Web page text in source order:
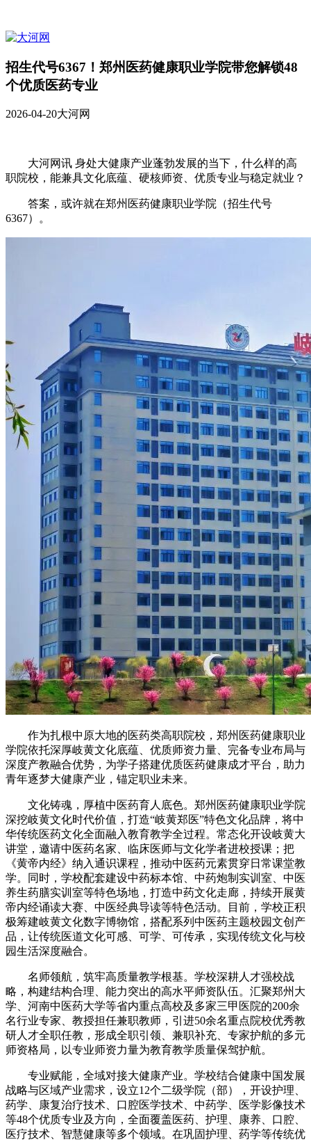
招生代号6367！郑州医药健康职业学院带您解锁48
个优质医药专业
2026-04-20大河网
大河网讯 身处大健康产业蓬勃发展的当下，什么样的高
职院校，能兼具文化底蕴、硬核师资、优质专业与稳定就业？
答案，或许就在郑州医药健康职业学院（招生代号
6367）。
作为扎根中原大地的医药类高职院校，郑州医药健康职业
学院依托深厚岐黄文化底蕴、优质师资力量、完备专业布局与
深度产教融合优势，为学子搭建优质医药健康成才平台，助力
青年逐梦大健康产业，锚定职业未来。
文化铸魂，厚植中医药育人底色。郑州医药健康职业学院
深挖岐黄文化时代价值，打造“岐黄郑医”特色文化品牌，将中
华传统医药文化全面融入教育教学全过程。常态化开设岐黄大
讲堂，邀请中医药名家、临床医师与文化学者进校授课；把
《黄帝内经》纳入通识课程，推动中医药元素贯穿日常课堂教
学。同时，学校配套建设中药标本馆、中药炮制实训室、中医
养生药膳实训室等特色场地，打造中药文化走廊，持续开展黄
帝内经诵读大赛、中医经典导读等特色活动。目前，学校正积
极筹建岐黄文化数字博物馆，搭配系列中医药主题校园文创产
品，让传统医道文化可感、可学、可传承，实现传统文化与校
园生活深度融合。
名师领航，筑牢高质量教学根基。学校深耕人才强校战
略，构建结构合理、能力突出的高水平师资队伍。汇聚郑州大
学、河南中医药大学等省内重点高校及多家三甲医院的200余
名行业专家、教授担任兼职教师，引进50余名重点院校优秀教
研人才全职任教，形成全职引领、兼职补充、专家护航的多元
师资格局，以专业师资力量为教育教学质量保驾护航。
专业赋能，全域对接大健康产业。学校结合健康中国发展
战略与区域产业需求，设立12个二级学院（部），开设护理、
药学、康复治疗技术、口腔医学技术、中药学、医学影像技术
等48个优质专业及方向，全面覆盖医药、护理、康养、口腔、
医疗技术、智慧健康等多个领域。在巩固护理、药学等传统优